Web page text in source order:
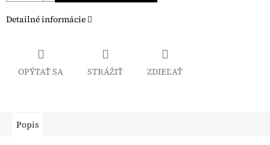
Detailné informácie
OPÝTAŤ SA STRÁŽIŤ ZDIEĽAŤ
Popis